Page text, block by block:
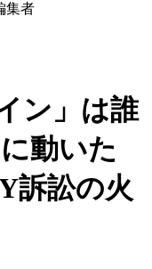
集者
ン」は誰
動いた
訴訟の火